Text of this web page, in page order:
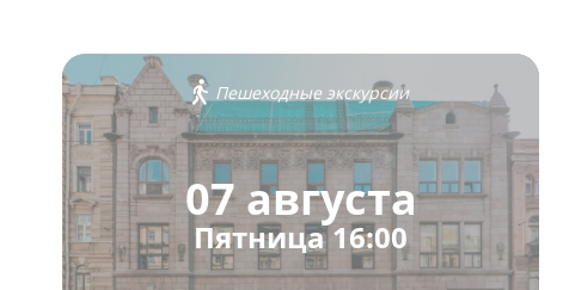
Пешеходные экскурсии
07 августа
Пятница 16:00